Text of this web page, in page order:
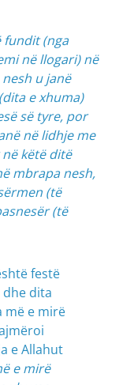
fundit (nga
në llogari) në
u janë
e xhuma)
së tyre, por
në lidhje me
këtë ditë
mbrapa nesh,
(të
(të
festë
dhe dita
më e mirë
e Allahut
e mirë